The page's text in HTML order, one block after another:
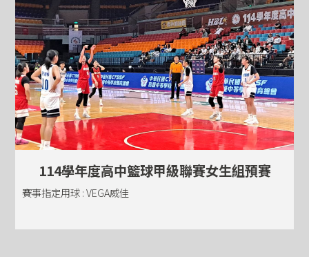
114學年度高中籃球甲級聯賽女生組預賽
賽事指定用球 : VEGA威佳